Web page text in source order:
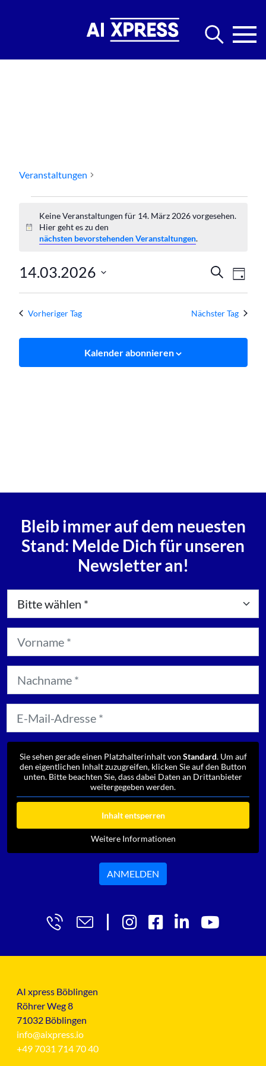
Veranstaltungen
Veranstaltungen
für
14.
März
2026
Hinweis
Keine Veranstaltungen für 14. März 2026 vorgesehen.
Hier geht es zu den
nächsten bevorstehenden Veranstaltungen.
Suche
und
SucheTag
14.03.2026
Vorheriger Tag Nächster Tag
Kalender abonnieren
Bleib immer auf dem neuesten
Stand: Melde Dich für unseren
Newsletter an!
Sie sehen gerade einen Platzhalterinhalt von Standard. Um auf
den eigentlichen Inhalt zuzugreifen, klicken Sie auf den Button
unten. Bitte beachten Sie, dass dabei Daten an Drittanbieter
weitergegeben werden.
Inhalt entsperren
Weitere Informationen
ANMELDEN
AI xpress Böblingen
Röhrer Weg 8
71032 Böblingen
info@aixpress.io
+49 7031 714 70 40